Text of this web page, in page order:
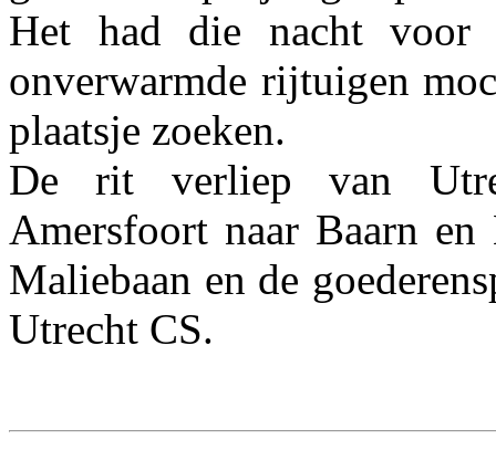
Het had die nacht voor
onverwarmde rijtuigen
plaatsje zoeken.
De rit verliep van
Amersfoort naar Baarn
Maliebaan en de
Utrecht CS.